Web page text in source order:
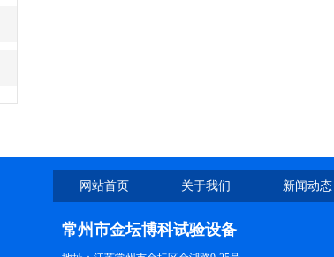
网站首页 关于我们 新闻动态
常州市金坛博科试验设备